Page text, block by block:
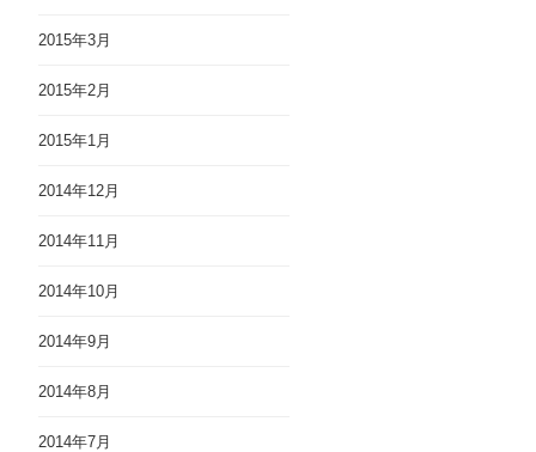
2015年3月
2015年2月
2015年1月
2014年12月
2014年11月
2014年10月
2014年9月
2014年8月
2014年7月